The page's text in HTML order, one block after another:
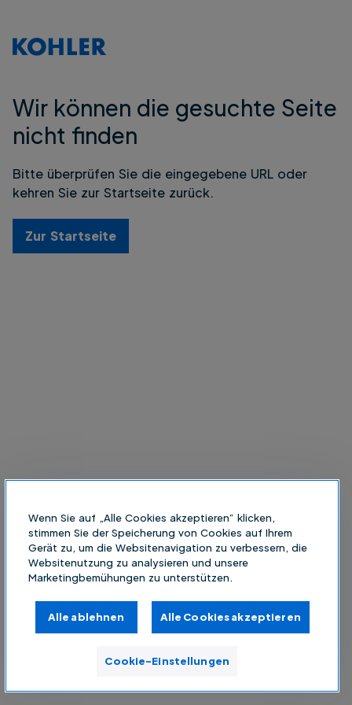
Wir können die gesuchte Seite
nicht finden
Bitte überprüfen Sie die eingegebene URL oder
kehren Sie zur Startseite zurück.
Zur Startseite
Wenn Sie auf „Alle Cookies akzeptieren“ klicken,
stimmen Sie der Speicherung von Cookies auf Ihrem
Gerät zu, um die Websitenavigation zu verbessern, die
Websitenutzung zu analysieren und unsere
Marketingbemühungen zu unterstützen.
Alle ablehnen Alle Cookies akzeptieren
Cookie-Einstellungen